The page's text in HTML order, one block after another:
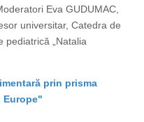
Eva GUDUMAC,
universitar, Catedra de
pediatrică „Natalia
prin prisma
Europe"